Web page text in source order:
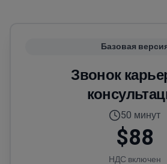
Базовая
Звонок
50 минут
$88
НДС включен